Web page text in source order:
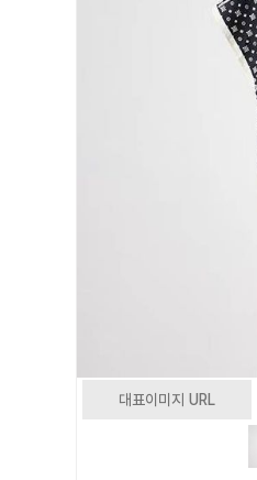
대표이미지 URL